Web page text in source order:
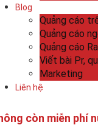
Blog
Quảng cáo
Quảng cáo
Quảng cáo
Viết bài Pr,
Marketing
Liên hệ
còn miễn phí